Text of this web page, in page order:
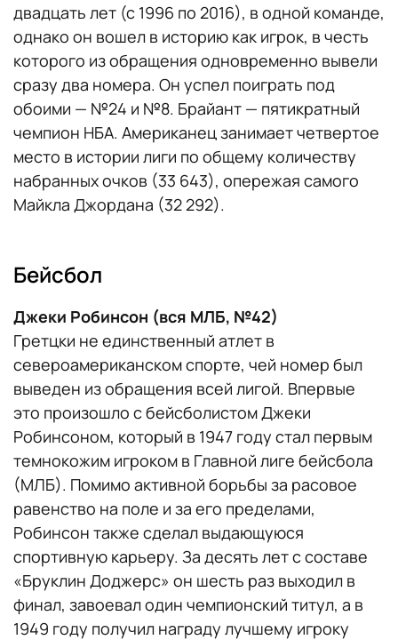
двадцать лет (с 1996 по 2016), в одной команде,
однако он вошел в историю как игрок, в честь
которого из обращения одновременно вывели
сразу два номера. Он успел поиграть под
обоими — №24 и №8. Брайант — пятикратный
чемпион НБА. Американец занимает четвертое
место в истории лиги по общему количеству
набранных очков (33 643), опережая самого
Майкла Джордана (32 292).
Бейсбол
Джеки Робинсон (вся МЛБ, №42)
Гретцки не единственный атлет в
североамериканском спорте, чей номер был
выведен из обращения всей лигой. Впервые
это произошло с бейсболистом Джеки
Робинсоном, который в 1947 году стал первым
темнокожим игроком в Главной лиге бейсбола
(МЛБ). Помимо активной борьбы за расовое
равенство на поле и за его пределами,
Робинсон также сделал выдающуюся
спортивную карьеру. За десять лет с составе
«Бруклин Доджерс» он шесть раз выходил в
финал, завоевал один чемпионский титул, а в
1949 году получил награду лучшему игроку